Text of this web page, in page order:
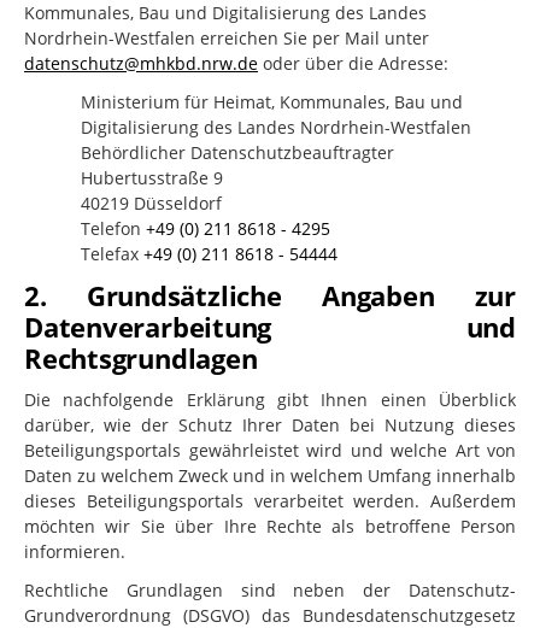
Kommunales, Bau und Digitalisierung des Landes
Nordrhein-Westfalen erreichen Sie per Mail unter
datenschutz@mhkbd.nrw.de oder über die Adresse:
Ministerium für Heimat, Kommunales, Bau und
Digitalisierung des Landes Nordrhein-Westfalen
Behördlicher Datenschutzbeauftragter
Hubertusstraße 9
40219 Düsseldorf
Telefon +49 (0) 211 8618 - 4295
Telefax +49 (0) 211 8618 - 54444
2. Grundsätzliche Angaben zur
Datenverarbeitung und
Rechtsgrundlagen
Die nachfolgende Erklärung gibt Ihnen einen Überblick
darüber, wie der Schutz Ihrer Daten bei Nutzung dieses
Beteiligungsportals gewährleistet wird und welche Art von
Daten zu welchem Zweck und in welchem Umfang innerhalb
dieses Beteiligungsportals verarbeitet werden. Außerdem
möchten wir Sie über Ihre Rechte als betroffene Person
informieren.
Rechtliche Grundlagen sind neben der Datenschutz-
Grundverordnung (DSGVO) das Bundesdatenschutzgesetz